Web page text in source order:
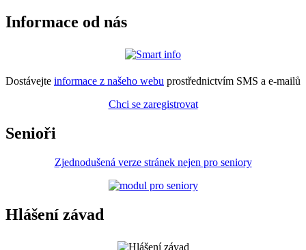
Informace od nás
Dostávejte informace z našeho webu prostřednictvím SMS a e-mailů
Chci se zaregistrovat
Senioři
Zjednodušená verze stránek nejen pro seniory
Hlášení závad